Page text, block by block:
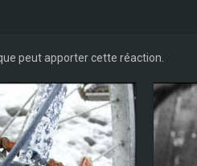
peut apporter cette réaction.